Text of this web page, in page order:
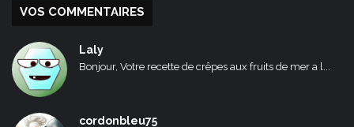
VOS COMMENTAIRES
Laly
Bonjour, Votre recette de crêpes aux fruits de mer a l...
cordonbleu75